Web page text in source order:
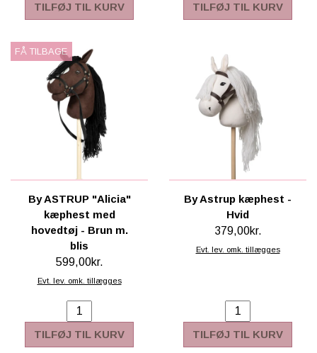
TILFØJ TIL KURV TILFØJ TIL KURV
FÅ TILBAGE
By ASTRUP "Alicia"
kæphest med
hovedtøj - Brun m.
blis
599,00kr.
Evt. lev. omk. tillægges
TILFØJ TIL KURV
By Astrup kæphest -
Hvid
379,00kr.
Evt. lev. omk. tillægges
TILFØJ TIL KURV